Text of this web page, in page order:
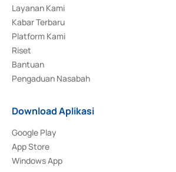
Layanan Kami
Kabar Terbaru
Platform Kami
Riset
Bantuan
Pengaduan Nasabah
Download Aplikasi
Google Play
App Store
Windows App